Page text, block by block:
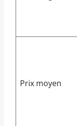
Prix moyen